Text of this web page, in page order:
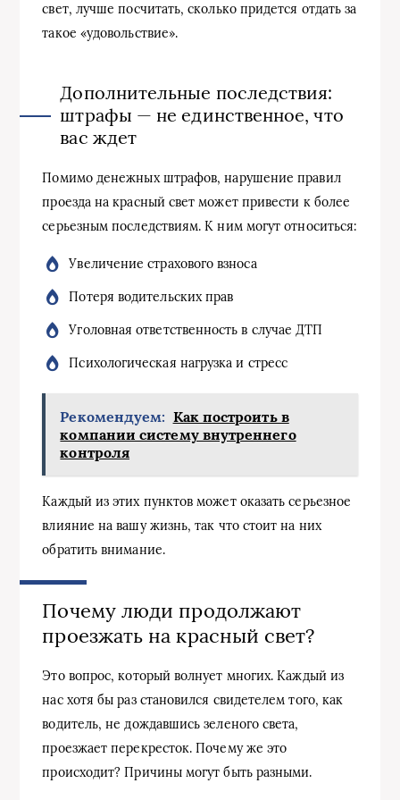
свет, лучше посчитать, сколько придется отдать за
такое «удовольствие».
Дополнительные последствия:
штрафы — не единственное, что
вас ждет
Помимо денежных штрафов, нарушение правил
проезда на красный свет может привести к более
серьезным последствиям. К ним могут относиться:
Увеличение страхового взноса
Потеря водительских прав
Уголовная ответственность в случае ДТП
Психологическая нагрузка и стресс
Рекомендуем: Как построить в
компании систему внутреннего
контроля
Каждый из этих пунктов может оказать серьезное
влияние на вашу жизнь, так что стоит на них
обратить внимание.
Почему люди продолжают
проезжать на красный свет?
Это вопрос, который волнует многих. Каждый из
нас хотя бы раз становился свидетелем того, как
водитель, не дождавшись зеленого света,
проезжает перекресток. Почему же это
происходит? Причины могут быть разными.